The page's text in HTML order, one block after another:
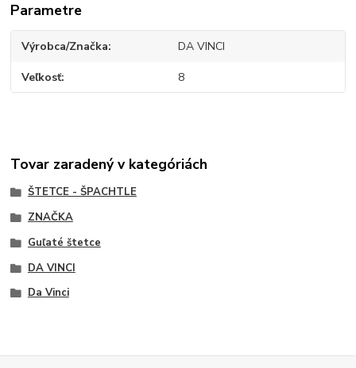
Parametre
Výrobca/Značka DA VINCI
Veľkosť 8
Tovar zaradený v kategóriách
ŠTETCE - ŠPACHTLE
ZNAČKA
Guľaté štetce
DA VINCI
Da Vinci